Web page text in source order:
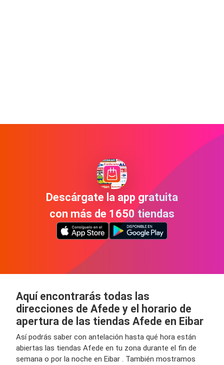
Descárgate la app gratuita
con más de 1650 tiendas
Aquí encontrarás todas las
direcciones de Afede y el horario de
apertura de las tiendas Afede en Eibar
Así podrás saber con antelación hasta qué hora están
abiertas las tiendas Afede en tu zona durante el fin de
semana o por la noche en Eibar . También mostramos